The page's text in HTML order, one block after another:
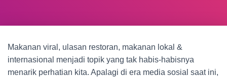
Makanan viral, ulasan restoran, makanan lokal &
internasional menjadi topik yang tak habis-habisnya
menarik perhatian kita. Apalagi di era media sosial saat ini,